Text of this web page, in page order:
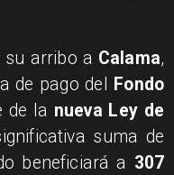
su arribo a Calama,
de pago del
Fondo
de la nueva Ley de
suma de
beneficiará a 307